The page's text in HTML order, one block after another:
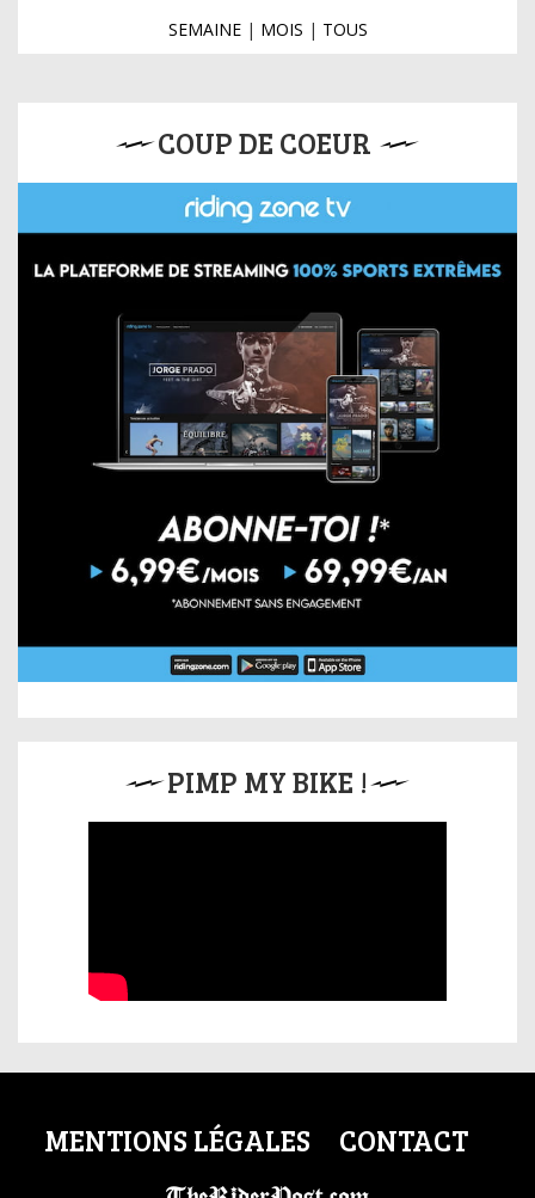
SEMAINE| MOIS | TOUS
COUP DE COEUR
PIMP MY BIKE !
MENTIONS LÉGALES CONTACT